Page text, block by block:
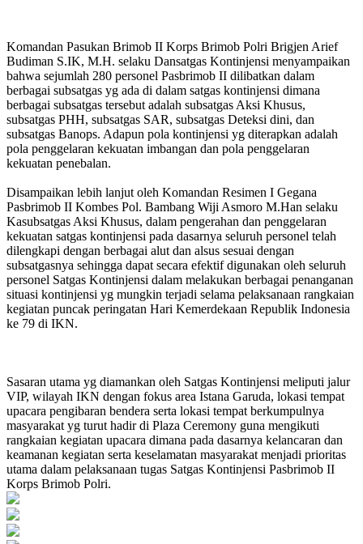
Komandan Pasukan Brimob II Korps Brimob Polri Brigjen Arief
Budiman S.IK, M.H. selaku Dansatgas Kontinjensi menyampaikan
bahwa sejumlah 280 personel Pasbrimob II dilibatkan dalam
berbagai subsatgas yg ada di dalam satgas kontinjensi dimana
berbagai subsatgas tersebut adalah subsatgas Aksi Khusus,
subsatgas PHH, subsatgas SAR, subsatgas Deteksi dini, dan
subsatgas Banops. Adapun pola kontinjensi yg diterapkan adalah
pola penggelaran kekuatan imbangan dan pola penggelaran
kekuatan penebalan.
Disampaikan lebih lanjut oleh Komandan Resimen I Gegana
Pasbrimob II Kombes Pol. Bambang Wiji Asmoro M.Han selaku
Kasubsatgas Aksi Khusus, dalam pengerahan dan penggelaran
kekuatan satgas kontinjensi pada dasarnya seluruh personel telah
dilengkapi dengan berbagai alut dan alsus sesuai dengan
subsatgasnya sehingga dapat secara efektif digunakan oleh seluruh
personel Satgas Kontinjensi dalam melakukan berbagai penanganan
situasi kontinjensi yg mungkin terjadi selama pelaksanaan rangkaian
kegiatan puncak peringatan Hari Kemerdekaan Republik Indonesia
ke 79 di IKN.
Sasaran utama yg diamankan oleh Satgas Kontinjensi meliputi jalur
VIP, wilayah IKN dengan fokus area Istana Garuda, lokasi tempat
upacara pengibaran bendera serta lokasi tempat berkumpulnya
masyarakat yg turut hadir di Plaza Ceremony guna mengikuti
rangkaian kegiatan upacara dimana pada dasarnya kelancaran dan
keamanan kegiatan serta keselamatan masyarakat menjadi prioritas
utama dalam pelaksanaan tugas Satgas Kontinjensi Pasbrimob II
Korps Brimob Polri.